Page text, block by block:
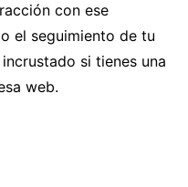
con ese
el seguimiento de tu
si tienes una
web.